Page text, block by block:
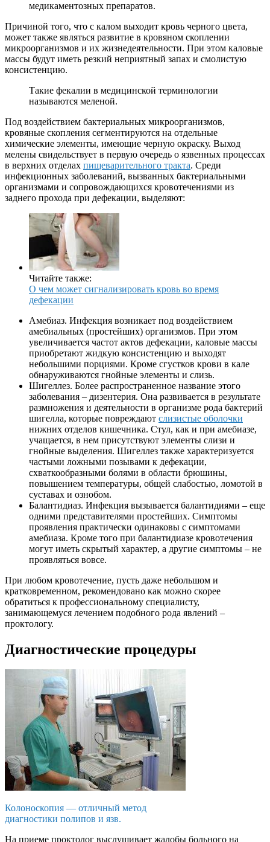
медикаментозных препаратов.
Причиной того, что с калом выходит кровь черного цвета,
может также являться развитие в кровяном скоплении
микроорганизмов и их жизнедеятельности. При этом каловые
массы будут иметь резкий неприятный запах и смолистую
консистенцию.
Такие фекалии в медицинской терминологии
называются меленой.
Под воздействием бактериальных микроорганизмов,
кровяные скопления сегментируются на отдельные
химические элементы, имеющие черную окраску. Выход
мелены свидельствует в первую очередь о язвенных процессах
в верхних отделах пищеварительного тракта. Среди
инфекционных заболеваний, вызванных бактериальными
организмами и сопровождающихся кровотечениями из
заднего прохода при дефекации, выделяют:
Читайте также:
О чем может сигнализировать кровь во время
дефекации
Амебиаз. Инфекция возникает под воздействием
амебиальных (простейших) организмов. При этом
увеличивается частот актов дефекации, каловые массы
приобретают жидкую консистенцию и выходят
небольшими порциями. Кроме сгустков крови в кале
обнаруживаются гнойные элементы и слизь.
Шигеллез. Более распространенное название этого
заболевания – дизентерия. Она развивается в результате
размножения и деятельности в организме рода бактерий
шигелла, которые повреждают слизистые оболочки
нижних отделов кишечника. Стул, как и при амебиазе,
учащается, в нем присутствуют элементы слизи и
гнойные выделения. Шигеллез также характеризуется
частыми ложными позывами к дефекации,
схваткообразными болями в области брюшины,
повышением температуры, общей слабостью, ломотой в
суставах и ознобом.
Балантидиаз. Инфекция вызывается балантидиями – еще
одними представителями простейших. Симптомы
проявления практически одинаковы с симптомами
амебиаза. Кроме того при балантидиазе кровотечения
могут иметь скрытый характер, а другие симптомы – не
проявляться вовсе.
При любом кровотечение, пусть даже небольшом и
кратковременном, рекомендовано как можно скорее
обратиться к профессиональному специалисту,
занимающемуся лечением подобного рода явлений –
проктологу.
Диагностические процедуры
Колоноскопия — отличный метод
диагностики полипов и язв.
На приеме проктолог выслушивает жалобы больного на